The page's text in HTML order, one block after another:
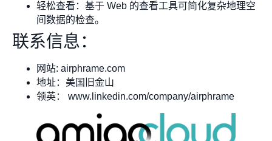
轻松查看：基于 Web 的查看工具可简化复杂地理空
间数据的检查。
联系信息：
网站: airphrame.com
地址：美国旧金山
领英： www.linkedin.com/company/airphrame